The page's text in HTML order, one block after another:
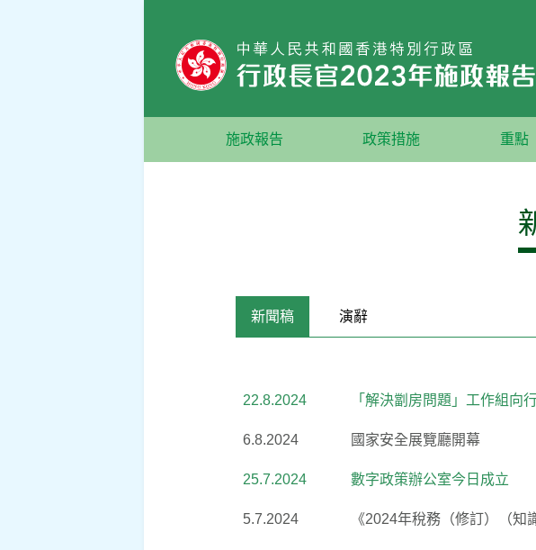
施政報告 政策措施 重點
新聞稿 演辭
22.8.2024 「解決劏房問題」工作組向
6.8.2024 國家安全展覽廳開幕
25.7.2024 數字政策辦公室今日成立
5.7.2024 《2024年稅務（修訂）（